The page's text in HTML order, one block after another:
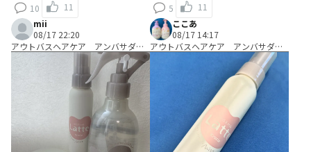
10
11
5
11
mii
08/17 22:20
アウトバスヘアケア アンバサダ
ー Ａコース：＼試して考える／キ
ャッチコピー開発コース
ここあ
08/17 14:17
アウトバスヘアケア アンバサダ
ー Ａコース：＼試して考える／キ
ャッチコピー開発コース